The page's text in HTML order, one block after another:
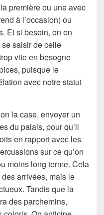
première ou une avec
à l’occasion) ou
Et si besoin, on en
saisir de celle
vite en besogne
puisque le
avec notre statut
la case, envoyer un
du palais, pour qu’il
en rapport avec les
sur ce qu’on
moins long terme. Cela
arrivées, mais le
Tandis que la
des parchemins,